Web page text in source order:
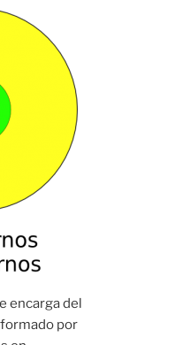
encarga del
por